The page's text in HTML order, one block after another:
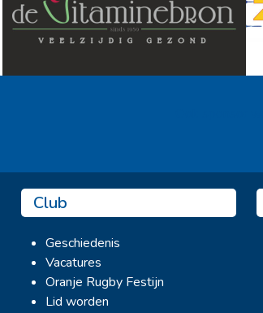
Club
Geschiedenis
Vacatures
Oranje Rugby Festijn
Lid worden